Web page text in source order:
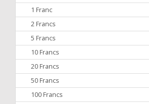
1 Franc
2 Francs
5 Francs
10 Francs
20 Francs
50 Francs
100 Francs